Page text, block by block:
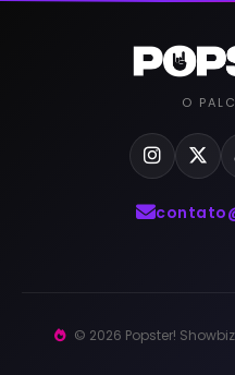
O
© 2026 Popster!